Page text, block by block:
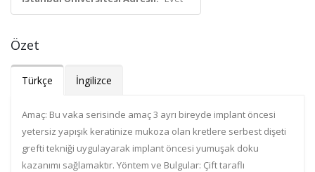
Özet
Türkçe İngilizce
Amaç: Bu vaka serisinde amaç 3 ayrı bireyde implant öncesi
yetersiz yapışık keratinize mukoza olan kretlere serbest dişeti
grefti tekniği uygulayarak implant öncesi yumuşak doku
kazanımı sağlamaktır. Yöntem ve Bulgular: Çift taraflı